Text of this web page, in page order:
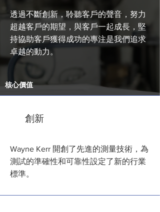
透過不斷創新，聆聽客戶的聲音，努力
超越客戶的期望，與客戶一起成長，堅
持協助客戶獲得成功的專注是我們追求
卓越的動力。
核心價值
創新
Wayne Kerr 開創了先進的測量技術，為
測試的準確性和可靠性設定了新的行業
標準。